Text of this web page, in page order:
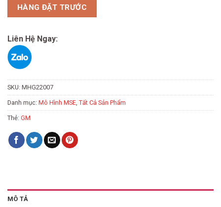
HÀNG ĐẶT TRƯỚC
Liên Hệ Ngay:
SKU: MHG22007
Danh mục: Mô Hình MSE Tất Cả Sản Phẩm
Thẻ: GM
MÔ TẢ